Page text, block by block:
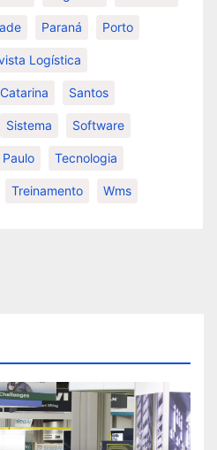
Paraná Porto
Logística
Santos
Sistema Software
Paulo Tecnologia
Treinamento Wms